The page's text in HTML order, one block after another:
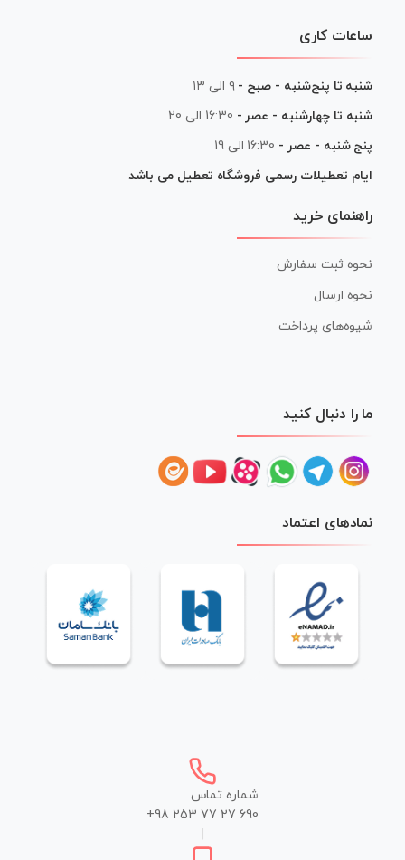
ساعات کاری
شنبه تا پنج‌شنبه - صبح - ۹ الی ۱۳
شنبه تا چهارشنبه - عصر - 16:30 الی 20
پنج شنبه - عصر - 16:30 الی 19
ایام تعطیلات رسمی فروشگاه تعطیل می باشد
راهنمای خرید
نحوه ثبت سفارش
نحوه ارسال
شیوه‌های پرداخت
ما را دنبال کنید
نمادهای اعتماد
شماره تماس
+98 253 77 27 690